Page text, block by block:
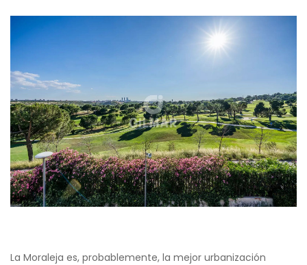
La Moraleja es, probablemente, la mejor urbanización